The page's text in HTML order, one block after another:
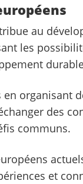
au
les
organisant
des
communs.
et